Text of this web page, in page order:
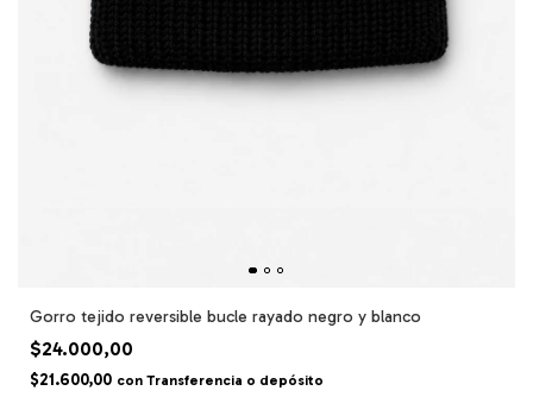
Gorro tejido reversible bucle rayado negro y blanco
$24.000,00
$21.600,00 con Transferencia o depósito